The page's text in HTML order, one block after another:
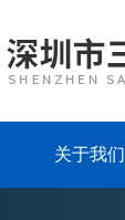
关于我们